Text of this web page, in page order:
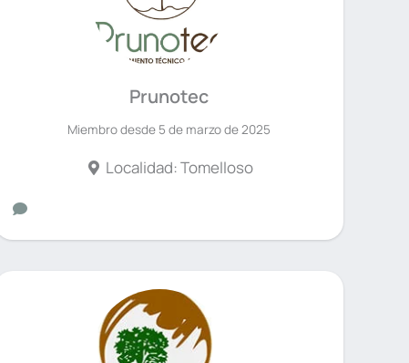
Prunotec
Miembro desde 5 de marzo de 2025
Localidad: Tomelloso